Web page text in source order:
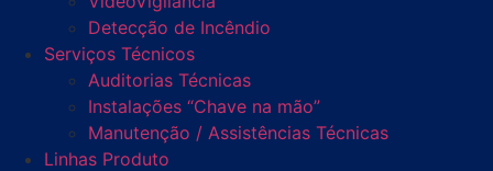
Detecção de Incêndio
Serviços Técnicos
Auditorias Técnicas
Instalações “Chave na mão”
Manutenção / Assistências Técnicas
Linhas Produto